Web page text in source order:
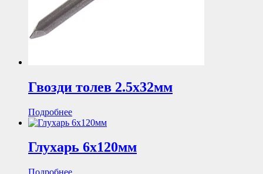
Гвозди толев 2.5х32мм
Подробнее
Глухарь 6х120мм